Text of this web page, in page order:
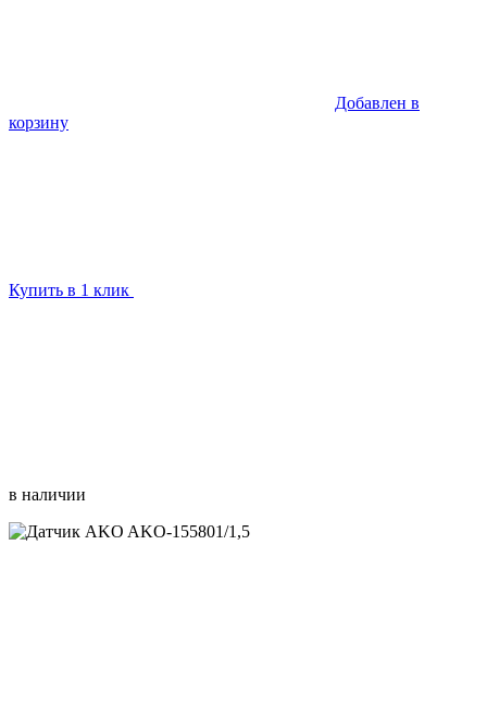
Добавлен в
корзину
Купить в 1 клик
в наличии